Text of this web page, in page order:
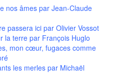
nos âmes par Jean-Claude
passera ici par Olivier Vossot
la terre par François Huglo
mon cœur, fugaces comme
les merles par Michaël